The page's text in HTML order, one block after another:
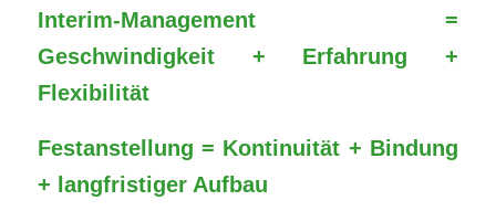
Interim-Management =
Geschwindigkeit + Erfahrung +
Flexibilität
Festanstellung = Kontinuität + Bindung
+ langfristiger Aufbau